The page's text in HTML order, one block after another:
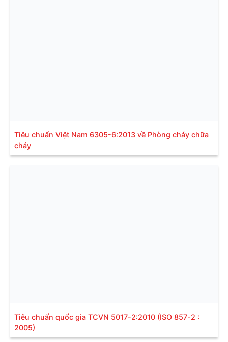
Tiêu chuẩn Việt Nam 6305-6:2013 về Phòng cháy chữa
cháy
Tiêu chuẩn quốc gia TCVN 5017-2:2010 (ISO 857-2 :
2005)